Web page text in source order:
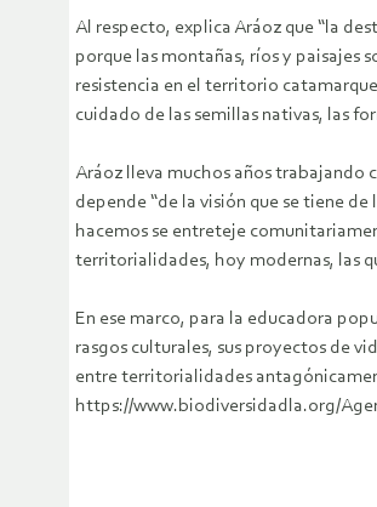
Al respecto, explica Aráoz que “la
porque las montañas, ríos y paisajes
resistencia en el territorio
cuidado de las semillas nativas, las
Aráoz lleva muchos años trabajando
depende “de la visión que se tiene
hacemos se entreteje
territorialidades, hoy modernas, las
En ese marco, para la educadora
rasgos culturales, sus proyectos de
entre territorialidades
https://www.biodiversidadla.org/